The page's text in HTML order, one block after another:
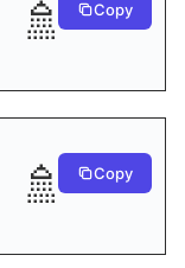
🚿 Copy
🚿 Copy